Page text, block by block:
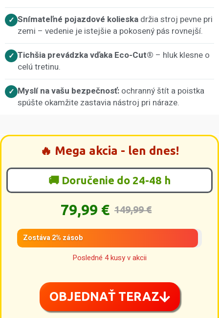
✓ Snímateľné pojazdové kolieska držia stroj pevne pri
zemi – vedenie je istejšie a pokosený pás rovnejší.
✓ Tichšia prevádzka vďaka Eco-Cut® – hluk klesne o
celú tretinu.
✓ Myslí na vašu bezpečnosť: ochranný štít a poistka
spúšte okamžite zastavia nástroj pri náraze.
🔥 Mega akcia - len dnes!
🚚 Doručenie do 24-48 h
79,99 € 149,99 €
Zostáva 2% zásob
Posledné 4 kusy v akcii
OBJEDNAŤ TERAZ